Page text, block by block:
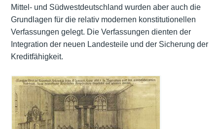
Mittel- und Südwestdeutschland wurden aber auch die
Grundlagen für die relativ modernen konstitutionellen
Verfassungen gelegt. Die Verfassungen dienten der
Integration der neuen Landesteile und der Sicherung der
Kreditfähigkeit.